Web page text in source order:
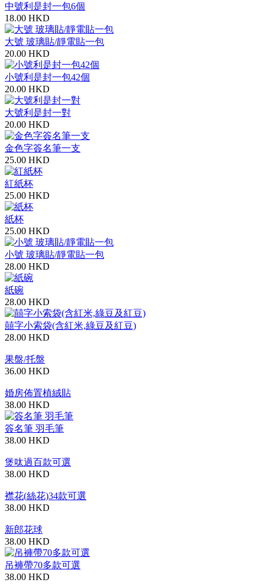
中號利是封一包6個
18.00 HKD
大號 玻璃貼/靜電貼一包
20.00 HKD
小號利是封一包42個
20.00 HKD
大號利是封一對
20.00 HKD
金色字簽名筆一支
25.00 HKD
紅紙杯
25.00 HKD
紙杯
25.00 HKD
小號 玻璃貼/靜電貼一包
28.00 HKD
紙碗
28.00 HKD
囍字小索袋(含紅米,綠豆及紅豆)
28.00 HKD
果盤/托盤
36.00 HKD
婚房佈置植絨貼
38.00 HKD
簽名筆 羽毛筆
38.00 HKD
煲呔過百款可選
38.00 HKD
襟花(絲花)34款可選
38.00 HKD
新郎花球
38.00 HKD
吊褲帶70多款可選
38.00 HKD